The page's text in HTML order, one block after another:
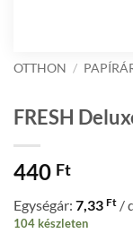
OTTHON /
FRESH
440 Ft
Egységár: 7,33 Ft /
104 készleten